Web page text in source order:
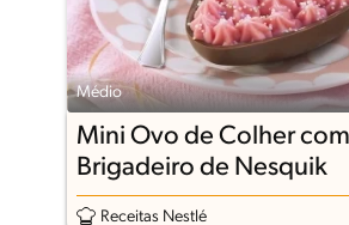
Médio
Mini Ovo de Colher com
Brigadeiro de Nesquik
Receitas Nestlé